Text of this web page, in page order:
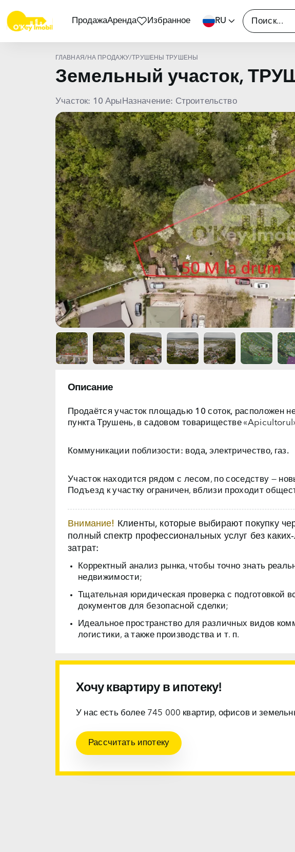
ПродажаАренда Избранное RU
ГЛАВНАЯ/ НА ПРОДАЖУ/ ТРУШЕНЫ ТРУШЕНЫ
Земельный участок,
Участок: 10 Ары Назначение: Строительство
Описание
Продаётся участок площадью 10 соток, расположен
пункта Трушень, в садовом товариществе
Коммуникации поблизости: вода, электричество, газ.
Участок находится рядом с лесом, по соседству —
Подъезд к участку ограничен, вблизи проходит
Внимание!
Клиенты, которые выбирают покупку
полный спектр профессиональных услуг без
затрат:
Корректный анализ рынка, чтобы точно знать
недвижимости;
Тщательная юридическая проверка с подготовкой
документов для безопасной сделки;
Идеальное пространство для различных видов
логистики, а также производства и т. п.
Хочу квартиру в ипотеку!
У нас есть более 745 000 квартир, офисов и
Рассчитать ипотеку